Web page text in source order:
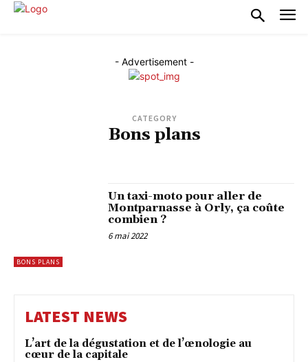
- Advertisement -
CATEGORY
Bons plans
BONS PLANS
Un taxi-moto pour aller de
Montparnasse à Orly, ça coûte
combien ?
6 mai 2022
LATEST NEWS
L’art de la dégustation et de l’œnologie au
cœur de la capitale